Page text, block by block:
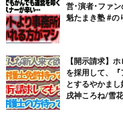
営･演者･ファ
魁たまき塾 #の
【開示請求】
を採用して、
とするやかま
戌神ころね/雪